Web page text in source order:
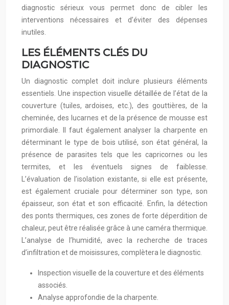
diagnostic sérieux vous permet donc de cibler les
interventions nécessaires et d’éviter des dépenses
inutiles.
LES ÉLÉMENTS CLÉS DU
DIAGNOSTIC
Un diagnostic complet doit inclure plusieurs éléments
essentiels. Une inspection visuelle détaillée de l’état de la
couverture (tuiles, ardoises, etc.), des gouttières, de la
cheminée, des lucarnes et de la présence de mousse est
primordiale. Il faut également analyser la charpente en
déterminant le type de bois utilisé, son état général, la
présence de parasites tels que les capricornes ou les
termites, et les éventuels signes de faiblesse.
L’évaluation de l’isolation existante, si elle est présente,
est également cruciale pour déterminer son type, son
épaisseur, son état et son efficacité. Enfin, la détection
des ponts thermiques, ces zones de forte déperdition de
chaleur, peut être réalisée grâce à une caméra thermique.
L’analyse de l’humidité, avec la recherche de traces
d’infiltration et de moisissures, complètera le diagnostic.
Inspection visuelle de la couverture et des éléments
associés.
Analyse approfondie de la charpente.